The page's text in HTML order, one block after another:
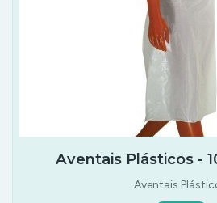
Aventais Plásticos -
Aventais